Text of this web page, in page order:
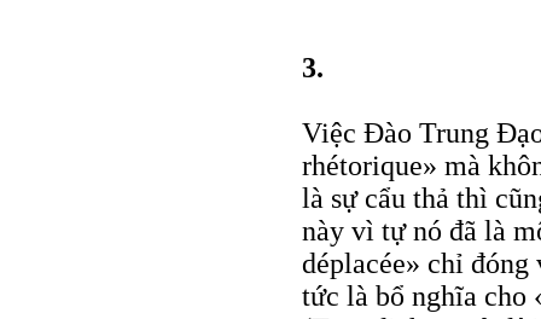
3.
Việc Đào Trung
rhétorique» mà
là sự cẩu thả thì
này vì tự nó đã là
déplacée» chỉ
tức là bổ nghĩa cho